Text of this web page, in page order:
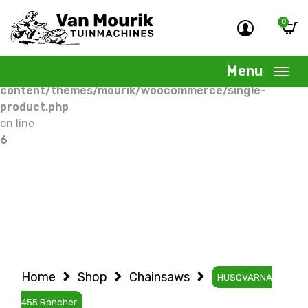
Warning
: Undefined variable $woocommercepage in
/home/allermedia/domains/vanmourik-
content/themes/mourik/woocommerce/single-
product.php
on line
6
0
Menu
Home Shop Chainsaws HUSQVARNA
455 Rancher